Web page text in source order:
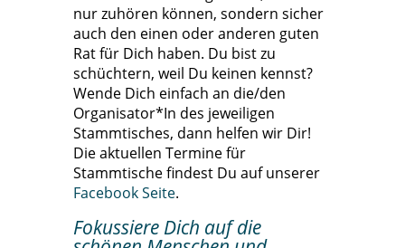
nur zuhören können, sondern sicher
auch den einen oder anderen guten
Rat für Dich haben. Du bist zu
schüchtern, weil Du keinen kennst?
Wende Dich einfach an die/den
Organisator*In des jeweiligen
Stammtisches, dann helfen wir Dir!
Die aktuellen Termine für
Stammtische findest Du auf unserer
Facebook Seite.
Fokussiere Dich auf die